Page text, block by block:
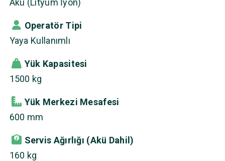
Akü (Lityum İyon)
Operatör Tipi
Yaya Kullanımlı
Yük Kapasitesi
1500 kg
Yük Merkezi Mesafesi
600 mm
Servis Ağırlığı (Akü Dahil)
160 kg